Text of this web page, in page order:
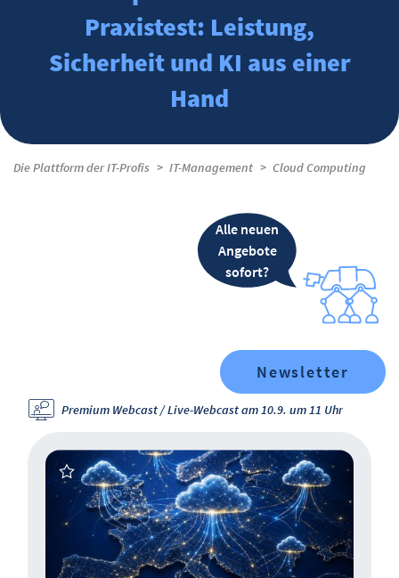
Praxistest: Leistung,
Sicherheit und KI aus einer
Hand
Die Plattform der IT-Profis IT-Management Cloud Computing
Alle neuen
Angebote
sofort?
Newsletter
Premium Webcast / Live-Webcast am 10.9. um 11 Uhr